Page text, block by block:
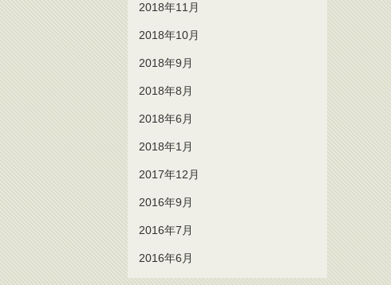
2018年11月
2018年10月
2018年9月
2018年8月
2018年6月
2018年1月
2017年12月
2016年9月
2016年7月
2016年6月